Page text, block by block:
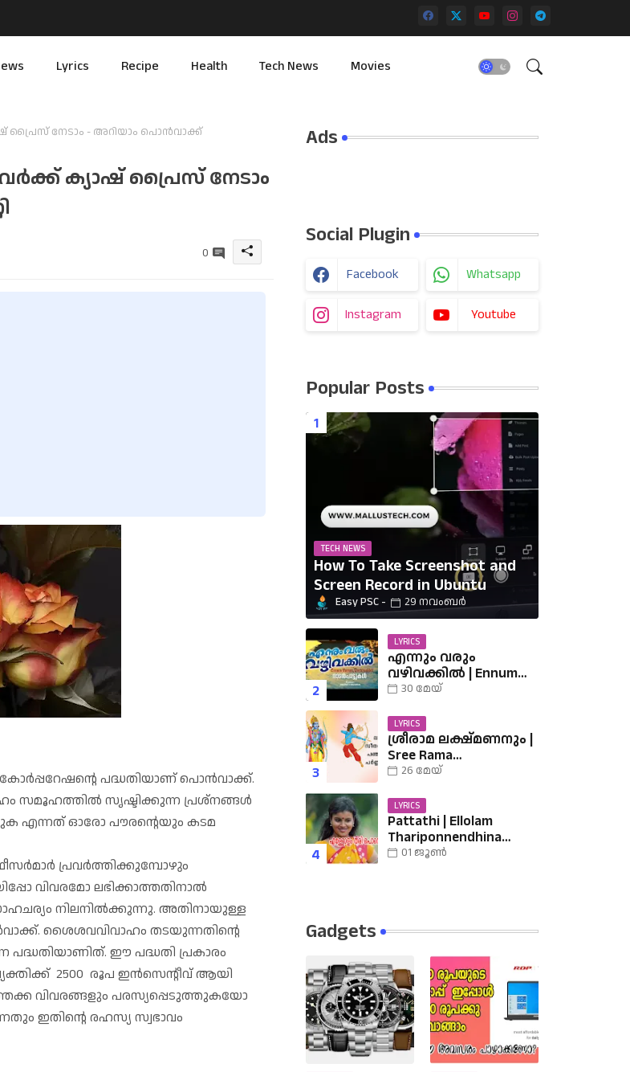
Lyrics Recipe Health Tech News Movies
പ്രൈസ് നേടാം - അറിയാം പൊൻവാക്ക്
ക്യാഷ് പ്രൈസ് നേടാം
0
പദ്ധതിയാണ് പൊൻവാക്ക്.
സമൂഹത്തിൽ സൃഷ്ടിക്കുന്ന പ്രശ്‌നങ്ങൾ
എന്നത് ഓരോ പൗരന്റെയും കടമ
പ്രവർത്തിക്കുമ്പോഴും
വിവരമോ ലഭിക്കാത്തതിനാൽ
നിലനിൽക്കുന്നു. അതിനായുള്ള
ശൈശവവിവാഹം തടയുന്നതിന്റെ
പദ്ധതിയാണിത്. ഈ പദ്ധതി പ്രകാരം
2500 രൂപ ഇൻസെന്റീവ് ആയി
വിവരങ്ങളും പരസ്യപ്പെടുത്തുകയോ
ഇതിന്റെ രഹസ്യ സ്വഭാവം
Ads
Social Plugin
Facebook Whatsapp
Instagram Youtube
Popular Posts
TECH NEWS
How To Take Screenshot and
Screen Record in Ubuntu
Easy PSC 29 നവംബർ
LYRICS
എന്നും വരും
വഴിവക്കിൽ | Ennum
Varum Vazhi Vakkil
30 മേയ്
LYRICS
ശ്രീരാമ ലക്ഷ്മണനും |
Sree Rama
Lakshmananum Lyrics |
Sreerama Song
Malayalam | Hindu
Devotional
26 മേയ്
LYRICS
Pattathi | Ellolam
Thariponnendhina
Lyrics | എള്ളോളം തരി
01 ജൂൺ
Gadgets